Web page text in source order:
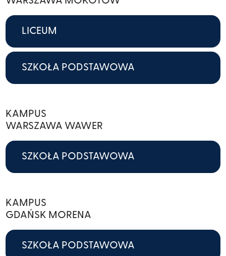
LICEUM
SZKOŁA PODSTAWOWA
KAMPUS
WARSZAWA WAWER
SZKOŁA PODSTAWOWA
KAMPUS
GDAŃSK MORENA
SZKOŁA PODSTAWOWA